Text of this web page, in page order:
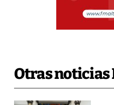
Otras noticias